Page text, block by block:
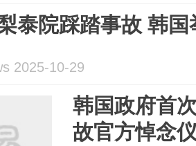
泰院踩踏事故 韩
2025-10-29
韩国政府首
故官方悼念